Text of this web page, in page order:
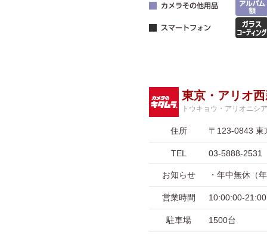
東京・アリオ
トウキョウ・アリオニシ
住所 〒123-0843 東
TEL 03-5888-2531
お知らせ ・年中無休（
営業時間 10:00:00-
駐車場 1500台